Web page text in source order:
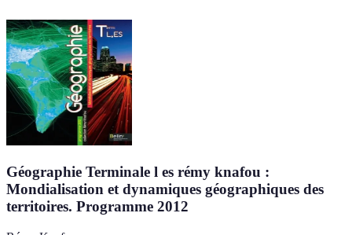
Géographie Terminale l es rémy knafou :
Mondialisation et dynamiques géographiques des
territoires. Programme 2012